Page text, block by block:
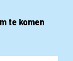
te komen